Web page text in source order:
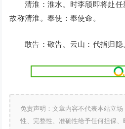
清淮：淮水。时李颀即将赴任
故称清淮。奉使：奉使命。
敢告：敬告。云山：代指归隐
免责声明：文章内容不代表本站立
性、完整性、准确性给予任何担保